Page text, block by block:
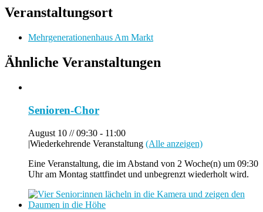
Veranstaltungsort
Mehrgenerationenhaus Am Markt
Ähnliche Veranstaltungen
Senioren-Chor
August 10 // 09:30 - 11:00
|Wiederkehrende Veranstaltung (Alle anzeigen)
Eine Veranstaltung, die im Abstand von 2 Woche(n) um 09:30
Uhr am Montag stattfindet und unbegrenzt wiederholt wird.